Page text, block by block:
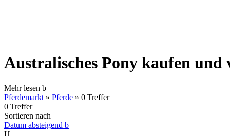
Australisches Pony kaufen und
Mehr lesen b
Pferdemarkt » Pferde » 0 Treffer
0 Treffer
Sortieren nach
Datum absteigend b
H